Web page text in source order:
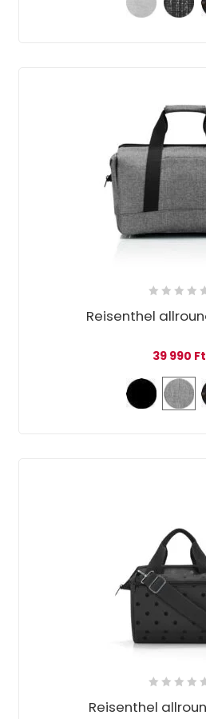
Reisenthel
39 990 Ft
Reisenthel